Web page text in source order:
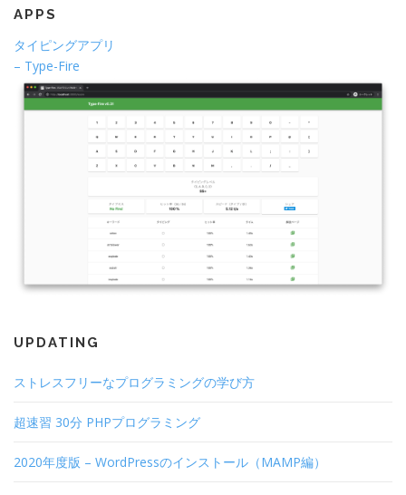
APPS
タイピングアプリ
– Type-Fire
UPDATING
ストレスフリーなプログラミングの学び方
超速習 30分 PHPプログラミング
2020年度版 – WordPressのインストール（MAMP編）